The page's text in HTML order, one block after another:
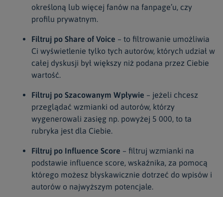
określoną lub więcej fanów na fanpage’u, czy
profilu prywatnym.
Filtruj po Share of Voice – to filtrowanie umożliwia
Ci wyświetlenie tylko tych autorów, których udział w
całej dyskusji był większy niż podana przez Ciebie
wartość.
Filtruj po Szacowanym Wpływie – jeżeli chcesz
przeglądać wzmianki od autorów, którzy
wygenerowali zasięg np. powyżej 5 000, to ta
rubryka jest dla Ciebie.
Filtruj po Influence Score – filtruj wzmianki na
podstawie influence score, wskaźnika, za pomocą
którego możesz błyskawicznie dotrzeć do wpisów i
autorów o najwyższym potencjale.